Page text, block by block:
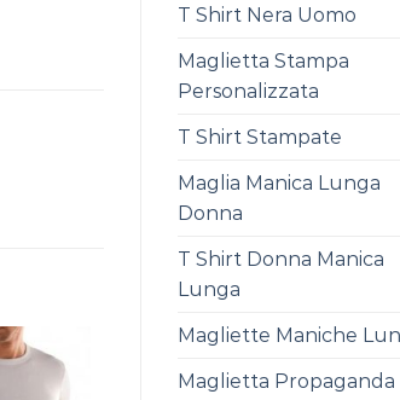
T Shirt Nera Uomo
Maglietta Stampa
Personalizzata
T Shirt Stampate
Maglia Manica Lunga
Donna
T Shirt Donna Manica
Lunga
Magliette Maniche
Maglietta Propaganda